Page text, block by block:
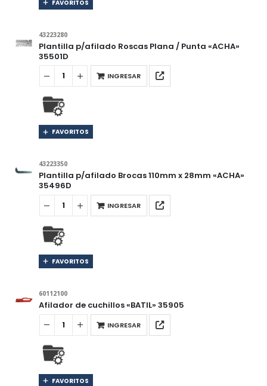
FAVORITOS
43223280
Plantilla p/afilado Roscas Plana / Punta «ACHA»
35501D
INGRESAR
FAVORITOS
43223350
Plantilla p/afilado Brocas 110mm x 28mm «ACHA»
35496D
INGRESAR
FAVORITOS
60112100
Afilador de cuchillos «BATIL» 35905
INGRESAR
FAVORITOS